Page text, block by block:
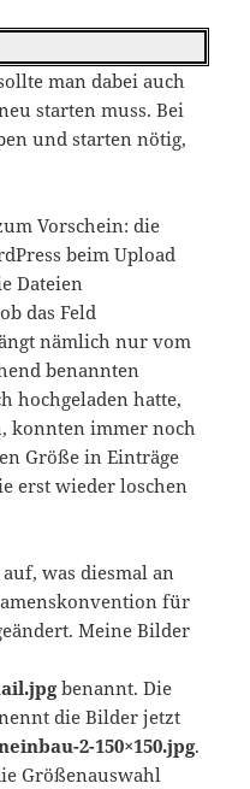
man dabei auch
starten muss. Bei
und starten nötig,
Vorschein: die
beim Upload
Dateien
das Feld
nämlich nur vom
benannten
hochgeladen hatte,
konnten immer noch
Größe in Einträge
erst wieder loschen
was diesmal an
für
Meine Bilder
benannt. Die
die Bilder jetzt
2-150×150.jpg.
Größenauswahl